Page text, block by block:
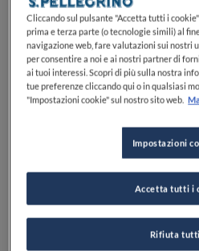
0 0
P.za G. Ancilotto, 931100TrevisoTV
VEDI SULLA MAPPA
Cliccando sul pulsante "Accetta tutti i
prima e terza parte (o tecnologie simili) al
navigazione web, fare valutazioni sui nostri
per consentire a noi e ai nostri partner di
ai tuoi interessi. Scopri di più sulla nostra
tue preferenze cliccando qui o in qualsiasi
"Impostazioni cookie" sul nostro sito web.
Impostazioni
Rifiuta tutti
Accetta tutti i